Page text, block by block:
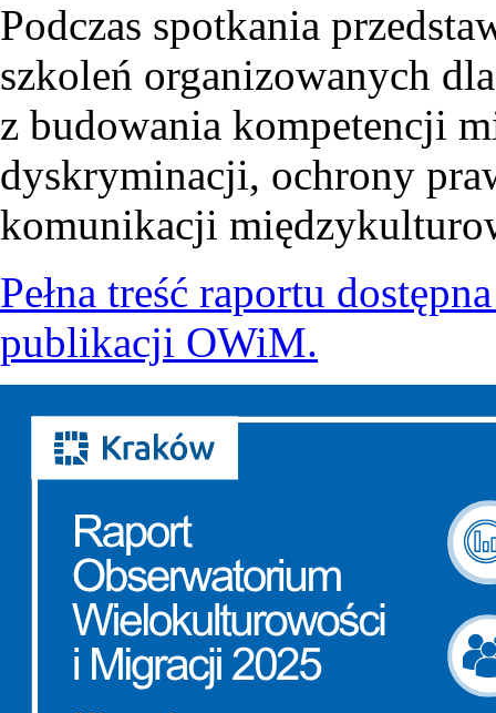
Podczas spotkania
szkoleń organizowanych
z budowania kompetencji
dyskryminacji, ochrony
komunikacji
Pełna treść raportu
publikacji OWiM.